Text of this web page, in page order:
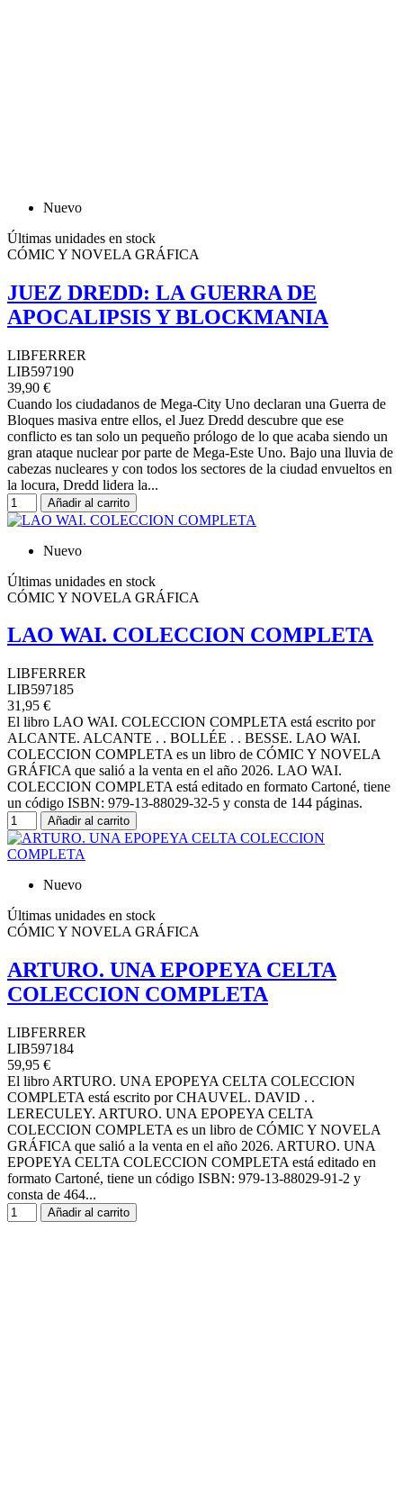
Nuevo
Últimas unidades en stock
CÓMIC Y NOVELA GRÁFICA
JUEZ DREDD: LA GUERRA DE
APOCALIPSIS Y BLOCKMANIA
LIBFERRER
LIB597190
39,90 €
Cuando los ciudadanos de Mega-City Uno declaran una Guerra de
Bloques masiva entre ellos, el Juez Dredd descubre que ese
conflicto es tan solo un pequeño prólogo de lo que acaba siendo un
gran ataque nuclear por parte de Mega-Este Uno. Bajo una lluvia de
cabezas nucleares y con todos los sectores de la ciudad envueltos en
la locura, Dredd lidera la...
Añadir al carrito
Nuevo
Últimas unidades en stock
CÓMIC Y NOVELA GRÁFICA
LAO WAI. COLECCION COMPLETA
LIBFERRER
LIB597185
31,95 €
El libro LAO WAI. COLECCION COMPLETA está escrito por
ALCANTE. ALCANTE . . BOLLÉE . . BESSE. LAO WAI.
COLECCION COMPLETA es un libro de CÓMIC Y NOVELA
GRÁFICA que salió a la venta en el año 2026. LAO WAI.
COLECCION COMPLETA está editado en formato Cartoné, tiene
un código ISBN: 979-13-88029-32-5 y consta de 144 páginas.
Añadir al carrito
Nuevo
Últimas unidades en stock
CÓMIC Y NOVELA GRÁFICA
ARTURO. UNA EPOPEYA CELTA
COLECCION COMPLETA
LIBFERRER
LIB597184
59,95 €
El libro ARTURO. UNA EPOPEYA CELTA COLECCION
COMPLETA está escrito por CHAUVEL. DAVID . .
LERECULEY. ARTURO. UNA EPOPEYA CELTA
COLECCION COMPLETA es un libro de CÓMIC Y NOVELA
GRÁFICA que salió a la venta en el año 2026. ARTURO. UNA
EPOPEYA CELTA COLECCION COMPLETA está editado en
formato Cartoné, tiene un código ISBN: 979-13-88029-91-2 y
consta de 464...
Añadir al carrito